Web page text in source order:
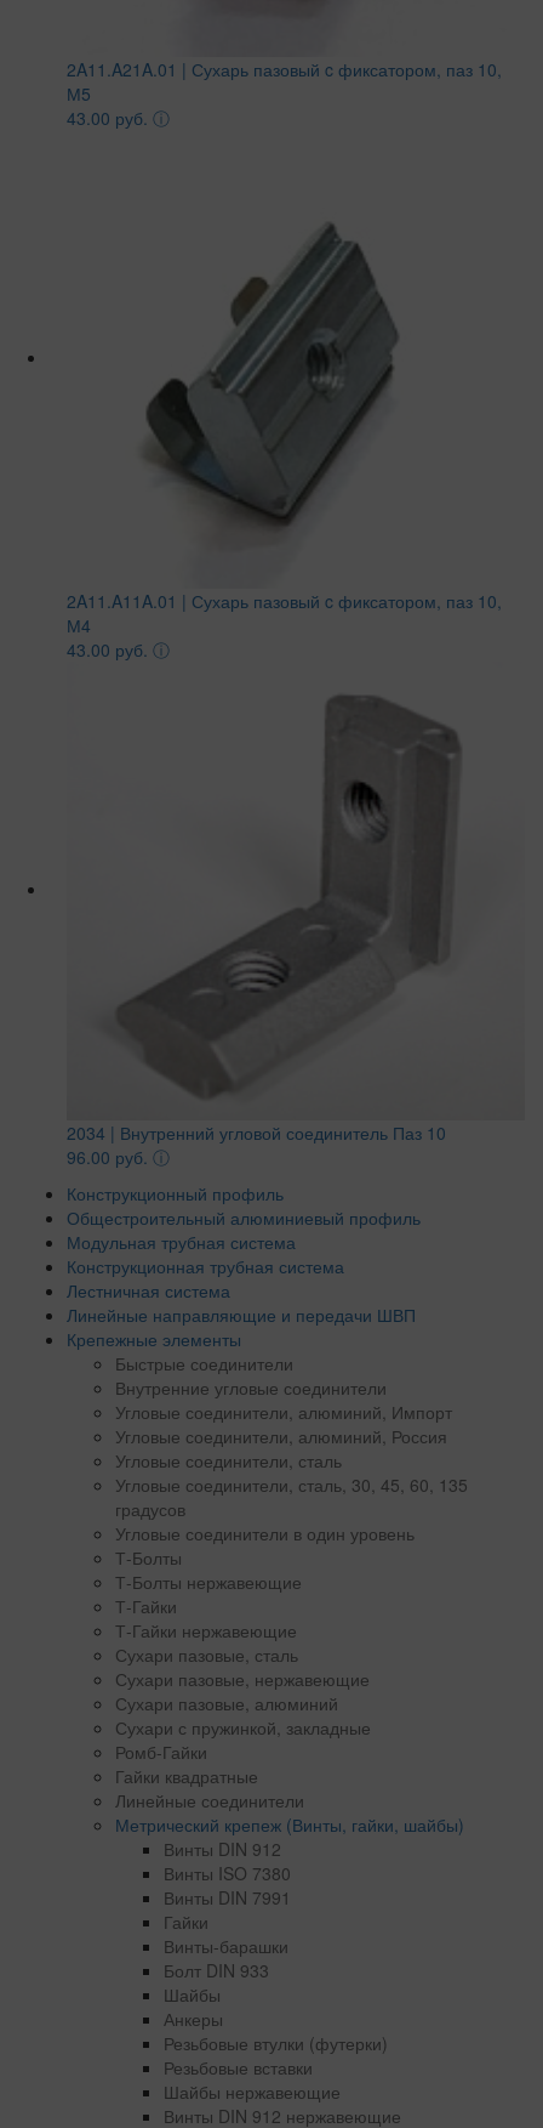
2A11.A21A.01 | Сухарь пазовый c фиксатором, паз 10,
М5
43.00 руб. ⓘ
2A11.A11A.01 | Сухарь пазовый c фиксатором, паз 10,
М4
43.00 руб. ⓘ
2034 | Внутренний угловой соединитель Паз 10
96.00 руб. ⓘ
Конструкционный профиль
Общестроительный алюминиевый профиль
Модульная трубная система
Конструкционная трубная система
Лестничная система
Линейные направляющие и передачи ШВП
Крепежные элементы
Быстрые соединители
Внутренние угловые соединители
Угловые соединители, алюминий, Импорт
Угловые соединители, алюминий, Россия
Угловые соединители, сталь
Угловые соединители, сталь, 30, 45, 60, 135
градусов
Угловые соединители в один уровень
Т-Болты
Т-Болты нержавеющие
Т-Гайки
Т-Гайки нержавеющие
Сухари пазовые, сталь
Сухари пазовые, нержавеющие
Сухари пазовые, алюминий
Сухари с пружинкой, закладные
Ромб-Гайки
Гайки квадратные
Линейные соединители
Метрический крепеж (Винты, гайки, шайбы)
Винты DIN 912
Винты ISO 7380
Винты DIN 7991
Гайки
Винты-барашки
Болт DIN 933
Шайбы
Анкеры
Резьбовые втулки (футерки)
Резьбовые вставки
Шайбы нержавеющие
Винты DIN 912 нержавеющие